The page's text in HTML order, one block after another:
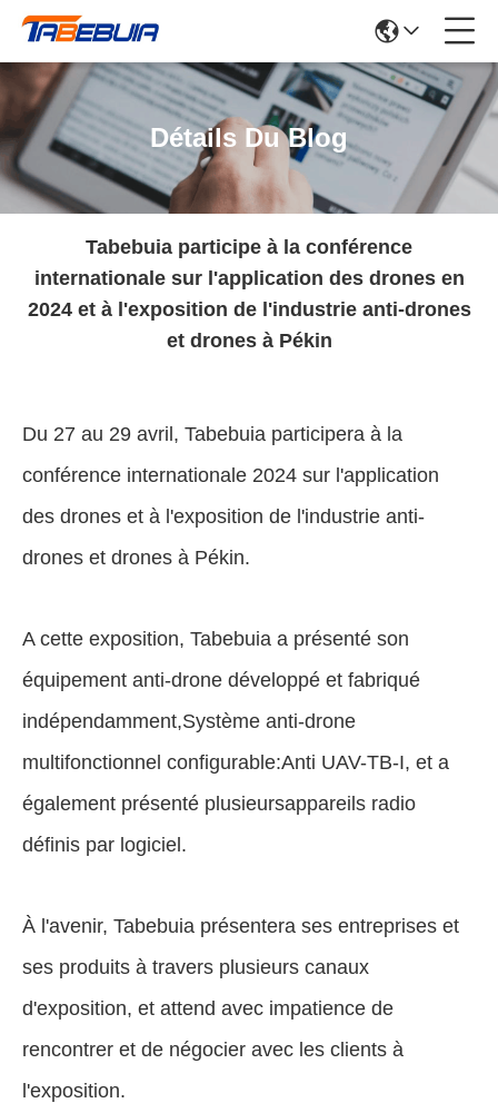
Détails Du Blog
Tabebuia participe à la conférence
internationale sur l'application des drones en
2024 et à l'exposition de l'industrie anti-drones
et drones à Pékin
Du 27 au 29 avril, Tabebuia participera à la
conférence internationale 2024 sur l'application
des drones et à l'exposition de l'industrie anti-
drones et drones à Pékin.
A cette exposition, Tabebuia a présenté son
équipement anti-drone développé et fabriqué
indépendamment,Système anti-drone
multifonctionnel configurable:Anti UAV-TB-I, et a
également présenté plusieursappareils radio
définis par logiciel .
À l'avenir, Tabebuia présentera ses entreprises et
ses produits à travers plusieurs canaux
d'exposition, et attend avec impatience de
rencontrer et de négocier avec les clients à
l'exposition.